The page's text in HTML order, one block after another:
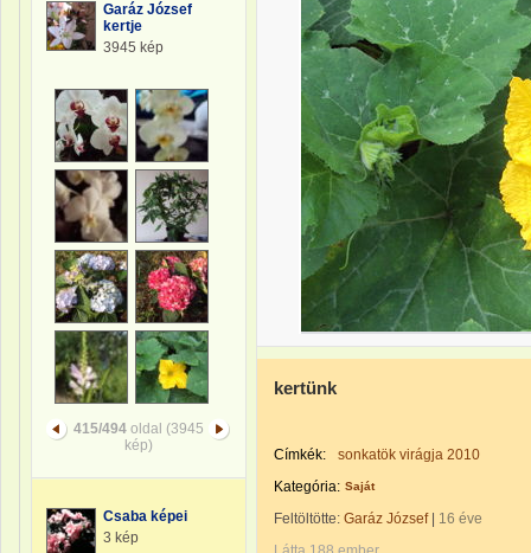
Garáz József
kertje
3945 kép
415/494 oldal (3945
kép)
Csaba képei
3 kép
kertünk
Címkék:
sonkatök virágja 2010
Kategória: Saját
Feltöltötte: Garáz József| 16 éve